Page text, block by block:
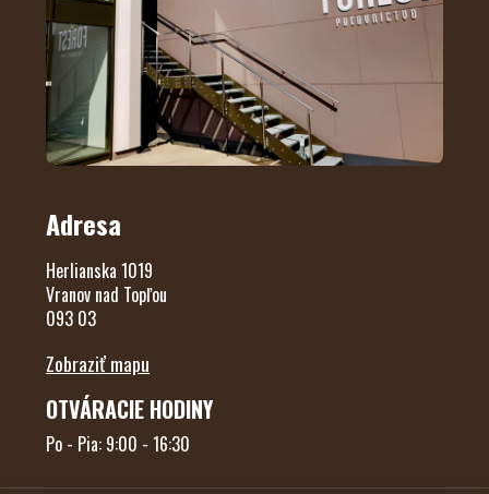
Adresa
Herlianska 1019
Vranov nad Topľou
093 03
Zobraziť mapu
OTVÁRACIE HODINY
Po - Pia: 9:00 - 16:30